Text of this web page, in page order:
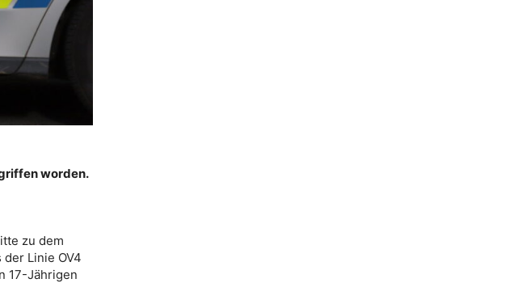
worden.
zu dem
Linie OV4
17-Jährigen